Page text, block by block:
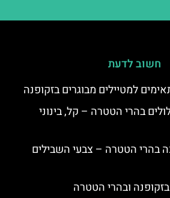
חשוב לדעת
למטיילים מבוגרים בזקופנה
בהרי הטטרה – קל, בינוני
בהרי הטטרה – צבעי השבילים
ובהרי הטטרה